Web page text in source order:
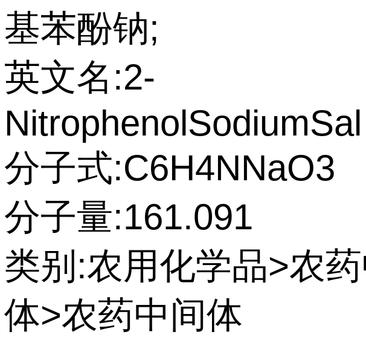
基苯酚钠;
英文名:2-
NitrophenolSodiumSal
分子式:C6H4NNaO3
分子量:161.091
类别:农用化学品>农
体>农药中间体